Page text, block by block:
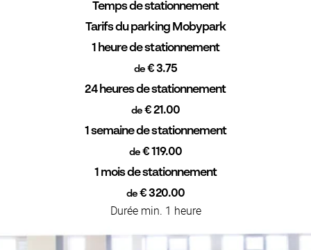
Temps de stationnement
Tarifs du parking Mobypark
1 heure de stationnement
de€ 3.75
24 heures de stationnement
de€ 21.00
1 semaine de stationnement
de€ 119.00
1 mois de stationnement
de € 320.00
Durée min. 1 heure